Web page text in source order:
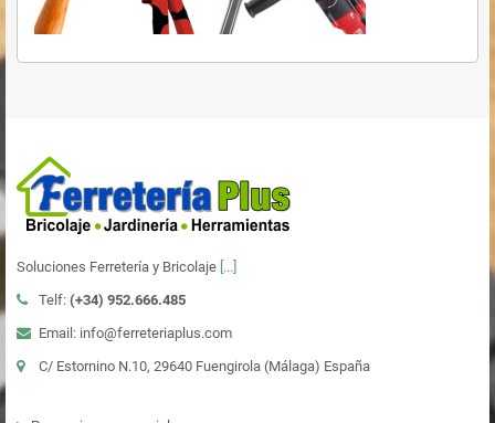
Soluciones Ferretería y Bricolaje [...]
Telf: (+34) 952.666.485
Email: info@ferreteriaplus.com
C/ Estornino N.10, 29640 Fuengirola (Málaga) España